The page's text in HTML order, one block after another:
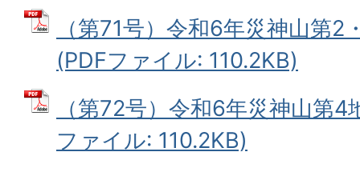
（第71号）令和6年災神山第
(PDFファイル: 110.2KB)
（第72号）令和6年災神山第
ファイル: 110.2KB)